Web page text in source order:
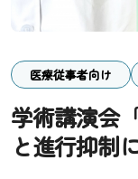
医療従事者向け
学術講演会
と進行抑制